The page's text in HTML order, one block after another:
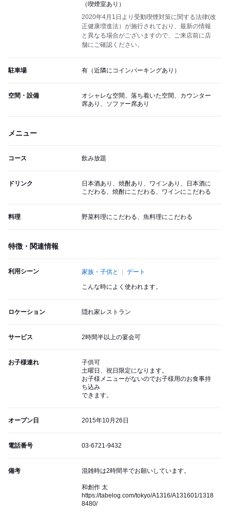
（喫煙室あり）
2020年4月1日より受動喫煙対策に関する法律(改
正健康増進法）が施行されており、最新の情報
と異なる場合がございますので、ご来店前に店
舗にご確認ください。
駐車場 有（近隣にコインパーキングあり）
空間・設備
オシャレな空間、落ち着いた空間、カウンター
席あり、ソファー席あり
メニュー
コース 飲み放題
ドリンク
日本酒あり、焼酎あり、ワインあり、日本酒に
こだわる、焼酎にこだわる、ワインにこだわる
料理 野菜料理にこだわる、魚料理にこだわる
特徴・関連情報
利用シーン 家族・子供と デート
こんな時によく使われます。
ロケーション 隠れ家レストラン
サービス 2時間半以上の宴会可
お子様連れ
子供可
土曜日、祝日限定になります。
お子様メニューがないのでお子様用のお食事持
ち込み
できます。
オープン日 2015年10月26日
電話番号 03-6721-9432
備考 混雑時は2時間半でお願いしています。
和創作 太
https://tabelog.com/tokyo/A1316/A131601/1318
8480/